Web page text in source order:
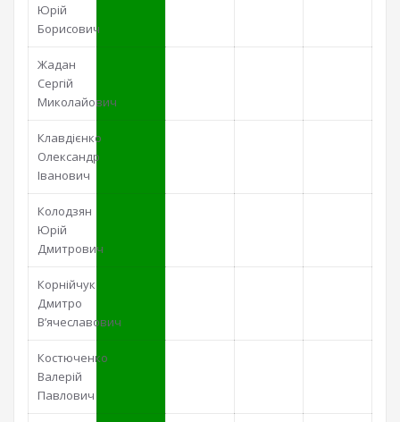
Юрій
Борисович
Жадан
Сергій
Миколайович
Клавдієнко
Олександр
Іванович
Колодзян
Юрій
Дмитрович
Корнійчук
Дмитро
В’ячеславович
Костюченко
Валерій
Павлович